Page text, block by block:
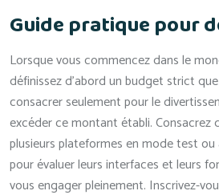
Guide pratique pour
Lorsque vous commencez dans le
définissez d’abord un budget strict
consacrer seulement pour le
excéder ce montant établi. Consacrez
plusieurs plateformes en mode test
pour évaluer leurs interfaces et leurs
vous engager pleinement. Inscrivez-